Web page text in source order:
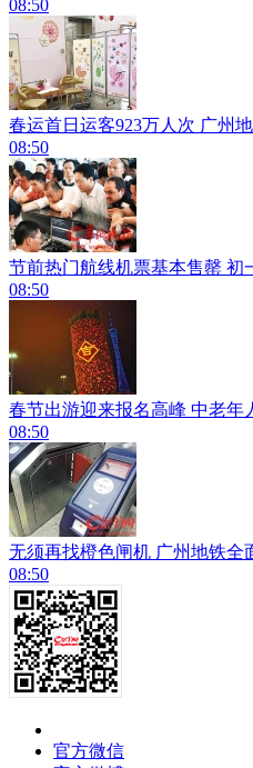
08:50
春运首日运客923万人次 广州
08:50
节前热门航线机票基本售罄 初
08:50
春节出游迎来报名高峰 中老年
08:50
无须再找橙色闸机 广州地铁全
08:50
官方微信